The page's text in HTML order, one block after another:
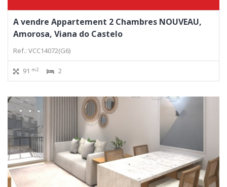
A vendre Appartement 2 Chambres NOUVEAU,
Amorosa, Viana do Castelo
Ref.: VCC14072(G6)
91 m2 2